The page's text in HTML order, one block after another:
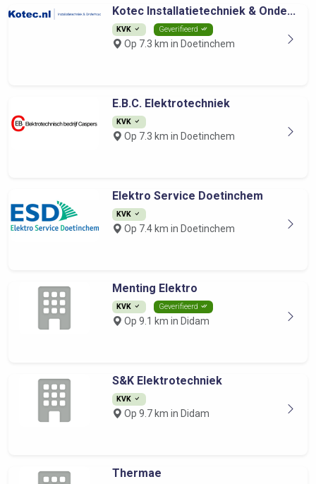
Kotec Installatietechniek & Onde...
KVK Geverifieerd
Op 7.3 km in Doetinchem
E.B.C. Elektrotechniek
KVK
Op 7.3 km in Doetinchem
Elektro Service Doetinchem
KVK
Op 7.4 km in Doetinchem
Menting Elektro
KVK Geverifieerd
Op 9.1 km in Didam
S&K Elektrotechniek
KVK
Op 9.7 km in Didam
Thermae